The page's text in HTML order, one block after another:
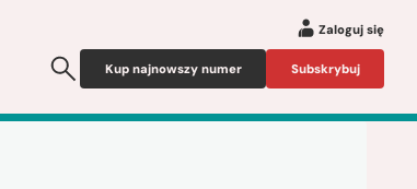
Zaloguj się
Kup najnowszy numer Subskrybuj